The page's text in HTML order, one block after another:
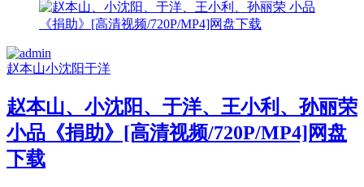
赵本山小沈阳于洋
赵本山、小沈阳、于洋、王小利、孙丽荣
小品《捐助》[高清视频/720P/MP4]网盘
下载